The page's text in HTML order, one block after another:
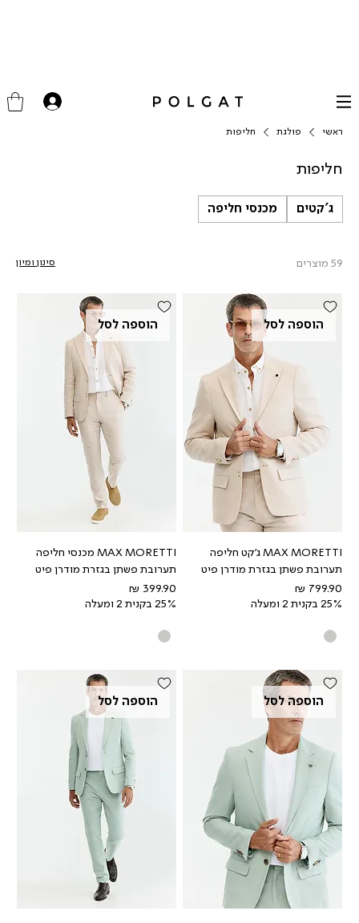
ראשי פולגת חליפות
חליפות
ג'קטים מכנסי חליפה
59 מוצרים סינון ומיון
הוספה לסל
MAX MORETTI ג'קט חליפה
תערובת פשתן בגזרת מודרן פיט
מחיר
25% בקנית 2 ומעלה
הוספה לסל
MAX MORETTI מכנסי חליפה
תערובת פשתן בגזרת מודרן פיט
מחיר
25% בקנית 2 ומעלה
הוספה לסל הוספה לסל